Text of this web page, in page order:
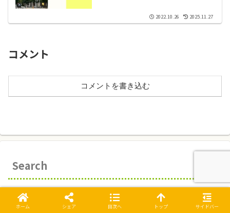
2022.10.26 2025.11.27
コメント
コメントを書き込む
Search
ホーム シェア 目次へ トップ サイドバー